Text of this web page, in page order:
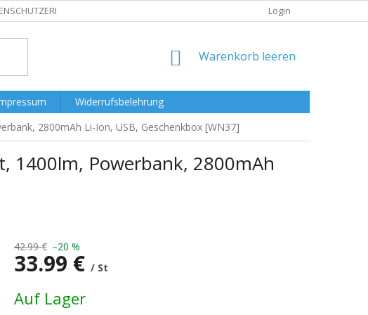
Login
WARENKORB
Warenkorb leeren
Widerrufsbelehrung
2800mAh Li-Ion, USB, Geschenkbox [WN37]
1400lm, Powerbank, 2800mAh
42.99 € –20 %
33.99 € / St
Auf Lager